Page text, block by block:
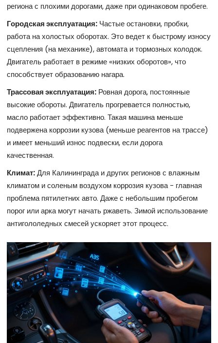
региона с плохими дорогами, даже при одинаковом пробеге.
Городская эксплуатация: Частые остановки, пробки,
работа на холостых оборотах. Это ведет к быстрому износу
сцепления (на механике), автомата и тормозных колодок.
Двигатель работает в режиме «низких оборотов», что
способствует образованию нагара.
Трассовая эксплуатация: Ровная дорога, постоянные
высокие обороты. Двигатель прогревается полностью,
масло работает эффективно. Такая машина меньше
подвержена коррозии кузова (меньше реагентов на трассе)
и имеет меньший износ подвески, если дорога
качественная.
Климат:Для Калининграда и других регионов с влажным
климатом и соленым воздухом коррозия кузова - главная
проблема пятилетних авто. Даже с небольшим пробегом
порог или арка могут начать ржаветь. Зимой использование
антигололедных смесей ускоряет этот процесс.